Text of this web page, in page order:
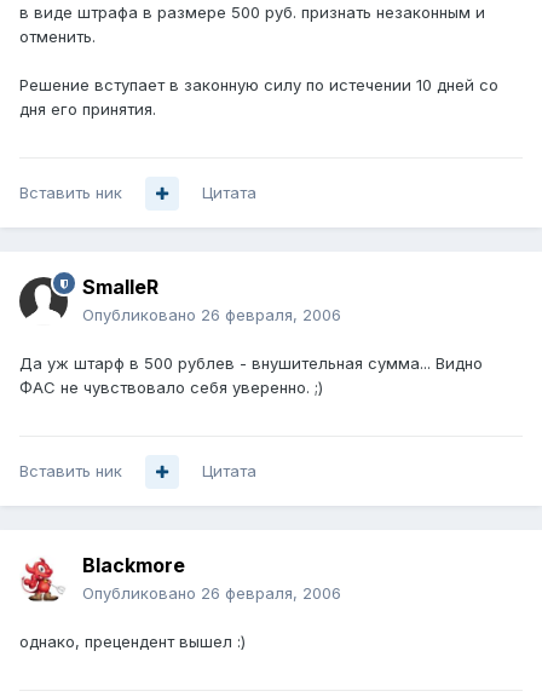
в виде штрафа в размере 500 руб. признать незаконным и
отменить.
Решение вступает в законную силу по истечении 10 дней со
дня его принятия.
Вставить ник Цитата
SmalleR
Опубликовано 26 февраля, 2006
Да уж штарф в 500 рублев - внушительная сумма... Видно
ФАС не чувствовало себя уверенно. ;)
Вставить ник Цитата
Blackmore
Опубликовано 26 февраля, 2006
однако, прецендент вышел :)